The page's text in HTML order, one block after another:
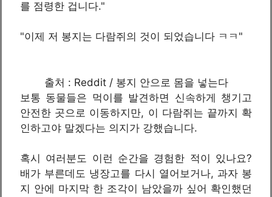
를 점령한 겁니다."
"이제 저 봉지는 다람쥐의 것이 되었습니다 ㅋㅋ"
출처 : Reddit / 봉지 안으로 몸을 넣는다
보통 동물들은 먹이를 발견하면 신속하게 챙기고
안전한 곳으로 이동하지만, 이 다람쥐는 끝까지 확
인하고야 말겠다는 의지가 강했습니다.
혹시 여러분도 이런 순간을 경험한 적이 있나요?
배가 부른데도 냉장고를 다시 열어보거나, 과자 봉
지 안에 마지막 한 조각이 남았을까 싶어 확인했던